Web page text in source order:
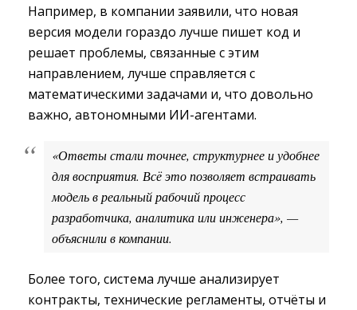
Например, в компании заявили, что новая
версия модели гораздо лучше пишет код и
решает проблемы, связанные с этим
направлением, лучше справляется с
математическими задачами и, что довольно
важно, автономными ИИ-агентами.
«Ответы стали точнее, структурнее и удобнее
для восприятия. Всё это позволяет встраивать
модель в реальный рабочий процесс
разработчика, аналитика или инженера», —
объяснили в компании.
Более того, система лучше анализирует
контракты, технические регламенты, отчёты и